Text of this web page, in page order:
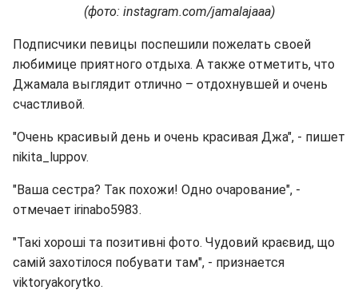
(фото: instagram.com/jamalajaaa)
Подписчики певицы поспешили пожелать своей
любимице приятного отдыха. А также отметить, что
Джамала выглядит отлично – отдохнувшей и очень
счастливой.
"Очень красивый день и очень красивая Джа", - пишет
nikita_luppov.
"Ваша сестра? Так похожи! Одно очарование", -
отмечает irinabo5983.
"Такі хороші та позитивні фото. Чудовий краєвид, що
самій захотілося побувати там", - признается
viktoryakorytko.